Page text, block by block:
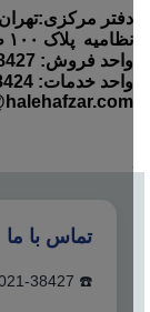
دفتر
نظامیه پلاک ۱۰۰ طبقه اول واحد ۲
واحد فروش: 38427-021
واحد خدمات: 38424-021
تماس با ما
☎️ 021-38427